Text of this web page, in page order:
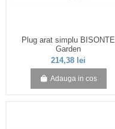
Plug arat simplu BISONTE
Garden
214,38 lei
Adauga in cos